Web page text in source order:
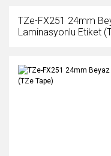
TZe-FX251 24mm
Laminasyonlu Etiket